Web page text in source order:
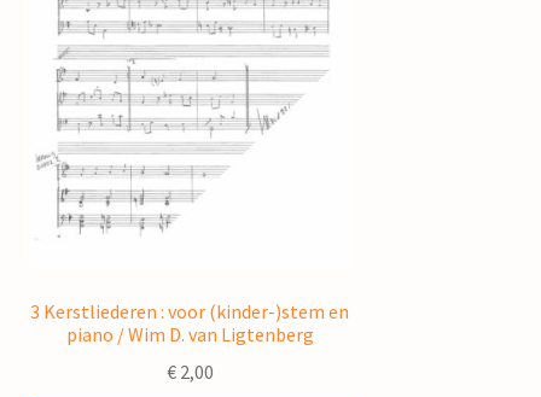
3 Kerstliederen : voor (kinder-)stem en
piano / Wim D. van Ligtenberg
€2,00